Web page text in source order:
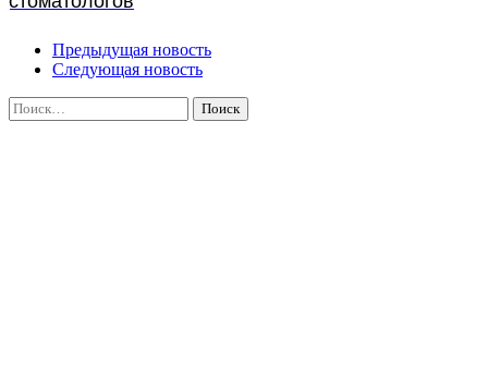
Предыдущая новость
Следующая новость
Найти: